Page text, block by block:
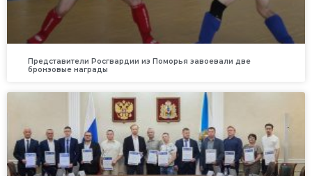
Представители Росгвардии из Поморья завоевали две
бронзовые награды